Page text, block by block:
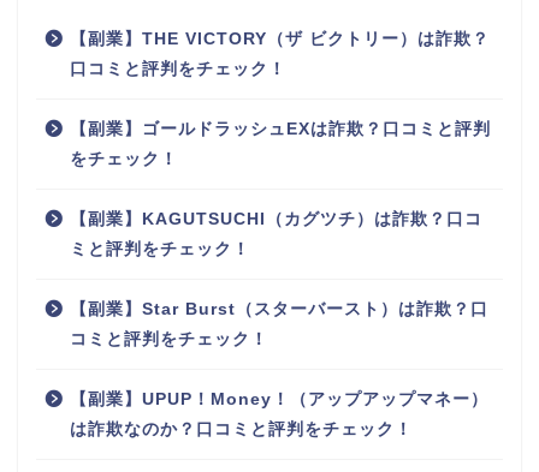
【副業】THE VICTORY（ザ ビクトリー）は詐欺？
口コミと評判をチェック！
【副業】ゴールドラッシュEXは詐欺？口コミと評判
をチェック！
【副業】KAGUTSUCHI（カグツチ）は詐欺？口コ
ミと評判をチェック！
【副業】Star Burst（スターバースト）は詐欺？口
コミと評判をチェック！
【副業】UPUP！Money！（アップアップマネー）
は詐欺なのか？口コミと評判をチェック！